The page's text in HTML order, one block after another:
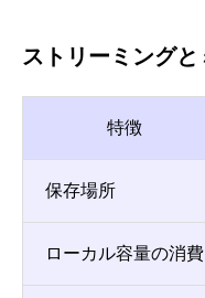
ストリーミング
特徴
保存場所
ローカル容量の消費